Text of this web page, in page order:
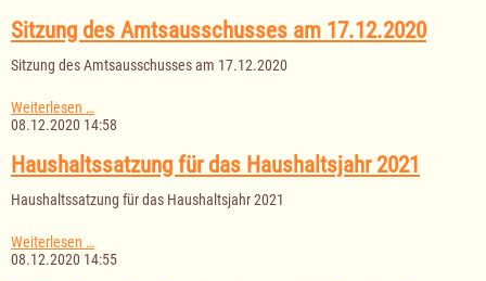
Gebührensatzung
Gewässerunterhaltungsverband
Sitzung des Amtsausschusses am 17.12.2020
Sitzung des Amtsausschusses am 17.12.2020
Weiterlesen …
des
am
17.12.2020
08.12.2020 14:58
Haushaltssatzung für das Haushaltsjahr 2021
Haushaltssatzung für das Haushaltsjahr 2021
Weiterlesen …
für
08.12.2020 14:55